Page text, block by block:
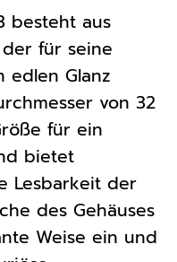
besteht aus
für seine
edlen Glanz
von 32
für ein
bietet
Lesbarkeit der
des Gehäuses
Weise ein und